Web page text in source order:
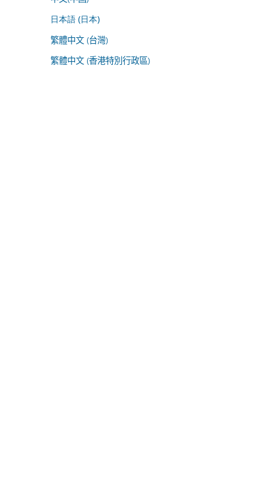
日本語 (日本)
繁體中文 (台灣)
繁體中文 (香港特別行政區)